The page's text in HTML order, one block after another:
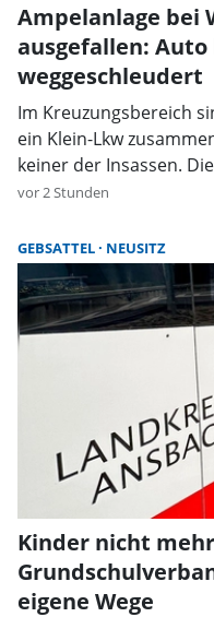
Ampelanlage bei
ausgefallen:
weggeschleudert
Im Kreuzungsbereich
ein Klein-Lkw
keiner der Insassen.
vor 2 Stunden
GEBSATTEL NEUSITZ
Kinder nicht
eigene Wege